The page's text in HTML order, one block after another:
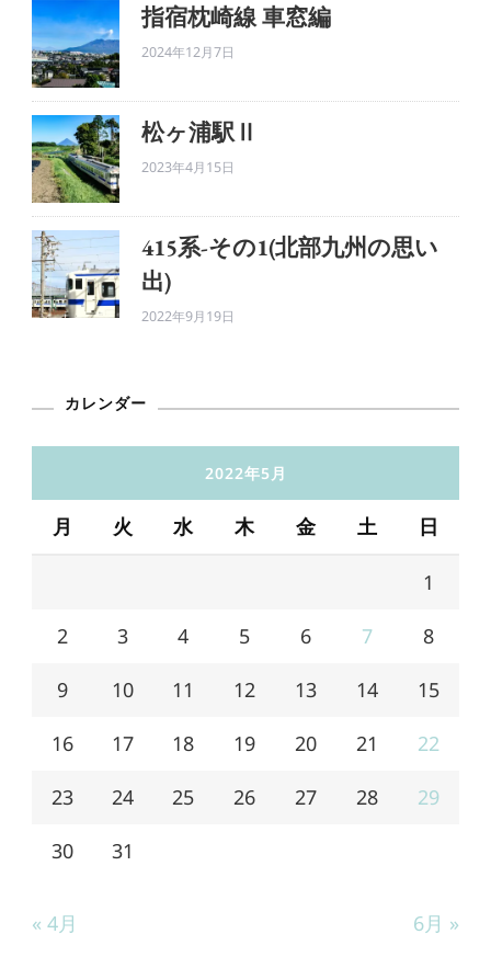
指宿枕崎線 車窓編
2024年12月7日
松ヶ浦駅Ⅱ
2023年4月15日
415系-その1(北部九州の思い
出)
2022年9月19日
カレンダー
2022年5月
月 火 水 木 金 土 日
1
2 3 4 5 6 7 8
9 10 11 12 13 14 15
16 17 18 19 20 21 22
23 24 25 26 27 28 29
30 31
« 4月 6月 »